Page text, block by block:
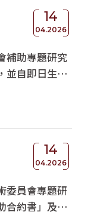
14
04.2026
補助專題研究
並自即日生
14
04.2026
委員會專題研
合約書」及